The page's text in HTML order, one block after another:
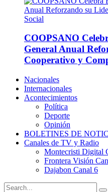
COOPSANO
General Anual
Cooperativo y
Nacionales
Internacionales
Acontecimientos
Política
Deporte
Opinión
BOLETINES DE
Canales de TV y Radio
Montecristi Digital
Frontera Visión
Dajabon Canal 6